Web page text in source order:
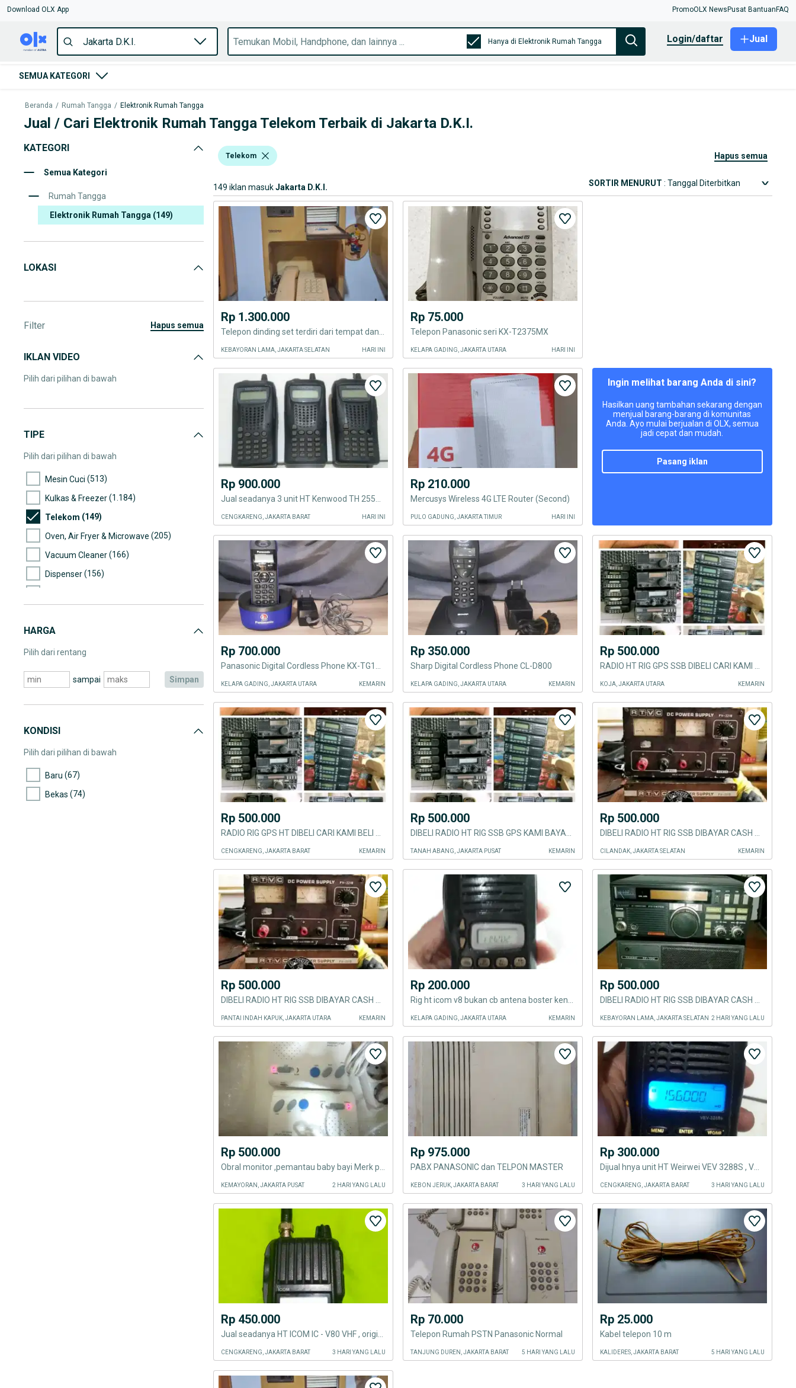
Download OLX App PromoOLX News Pusat Bantuan FAQ
Hanya di Elektronik Rumah Tangga login/daftar Jual
SEMUA KATEGORI
Beranda / Rumah Tangga / Elektronik Rumah Tangga
Jual / Cari Elektronik Rumah Tangga Telekom Terbaik di Jakarta D.K.I.
KATEGORI
Semua Kategori
Rumah Tangga
Elektronik Rumah Tangga (149)
LOKASI
Filter hapus semua
IKLAN VIDEO
Pilih dari pilihan di bawah
TIPE
Pilih dari pilihan di bawah
Mesin Cuci (513)
Kulkas & Freezer(1.184)
Telekom (149)
Oven, Air Fryer & Microwave (205)
Vacuum Cleaner(166)
Dispenser(156)
Lampu
HARGA
Pilih dari rentang
sampai simpan
KONDISI
Pilih dari pilihan di bawah
Baru (67)
Bekas (74)
Telekom hapus semua
149 iklan masukJakarta D.K.I. SORTIR MENURUT : Tanggal Diterbitkan
Rp 1.300.000
KEBAYORAN LAMA, JAKARTA SELATAN HARI INI
Rp 75.000
Telepon Panasonic seri KX-T2375MX
KELAPA GADING, JAKARTA UTARA HARI INI
Rp 900.000
CENGKARENG, JAKARTA BARAT HARI INI
Rp 210.000
Mercusys Wireless 4G LTE Router (Second)
PULO GADUNG, JAKARTA TIMUR HARI INI
Ingin melihat barang Anda di sini?
Hasilkan uang tambahan sekarang dengan
menjual barang-barang di komunitas
Anda. Ayo mulai berjualan di OLX, semua
jadi cepat dan mudah.
pasang iklan
Rp 700.000
KELAPA GADING, JAKARTA UTARA KEMARIN
Rp 350.000
Sharp Digital Cordless Phone CL-D800
KELAPA GADING, JAKARTA UTARA KEMARIN
Rp 500.000
KOJA, JAKARTA UTARA KEMARIN
Rp 500.000
CENGKARENG, JAKARTA BARAT KEMARIN
Rp 500.000
TANAH ABANG, JAKARTA PUSAT KEMARIN
Rp 500.000
CILANDAK, JAKARTA SELATAN KEMARIN
Rp 500.000
PANTAI INDAH KAPUK, JAKARTA UTARA KEMARIN
Rp 200.000
KELAPA GADING, JAKARTA UTARA KEMARIN
Rp 500.000
KEBAYORAN LAMA, JAKARTA SELATAN 2 HARI YANG LALU
Rp 500.000
KEMAYORAN, JAKARTA PUSAT 2 HARI YANG LALU
Rp 975.000
PABX PANASONIC dan TELPON MASTER
KEBON JERUK, JAKARTA BARAT 3 HARI YANG LALU
Rp 300.000
Dijual hnya unit HT Weirwei VEV 3288S , VHF .
CENGKARENG, JAKARTA BARAT 3 HARI YANG LALU
Rp 450.000
CENGKARENG, JAKARTA BARAT 3 HARI YANG LALU
Rp 70.000
Telepon Rumah PSTN Panasonic Normal
TANJUNG DUREN, JAKARTA BARAT 5 HARI YANG LALU
Rp 25.000
Kabel telepon 10 m
KALIDERES, JAKARTA BARAT 5 HARI YANG LALU